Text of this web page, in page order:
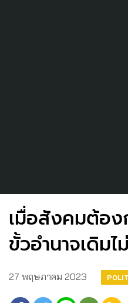
เมื่อสังคมต้อ
ขั้วอำนาจเดิม
27 พฤษภาคม 2023